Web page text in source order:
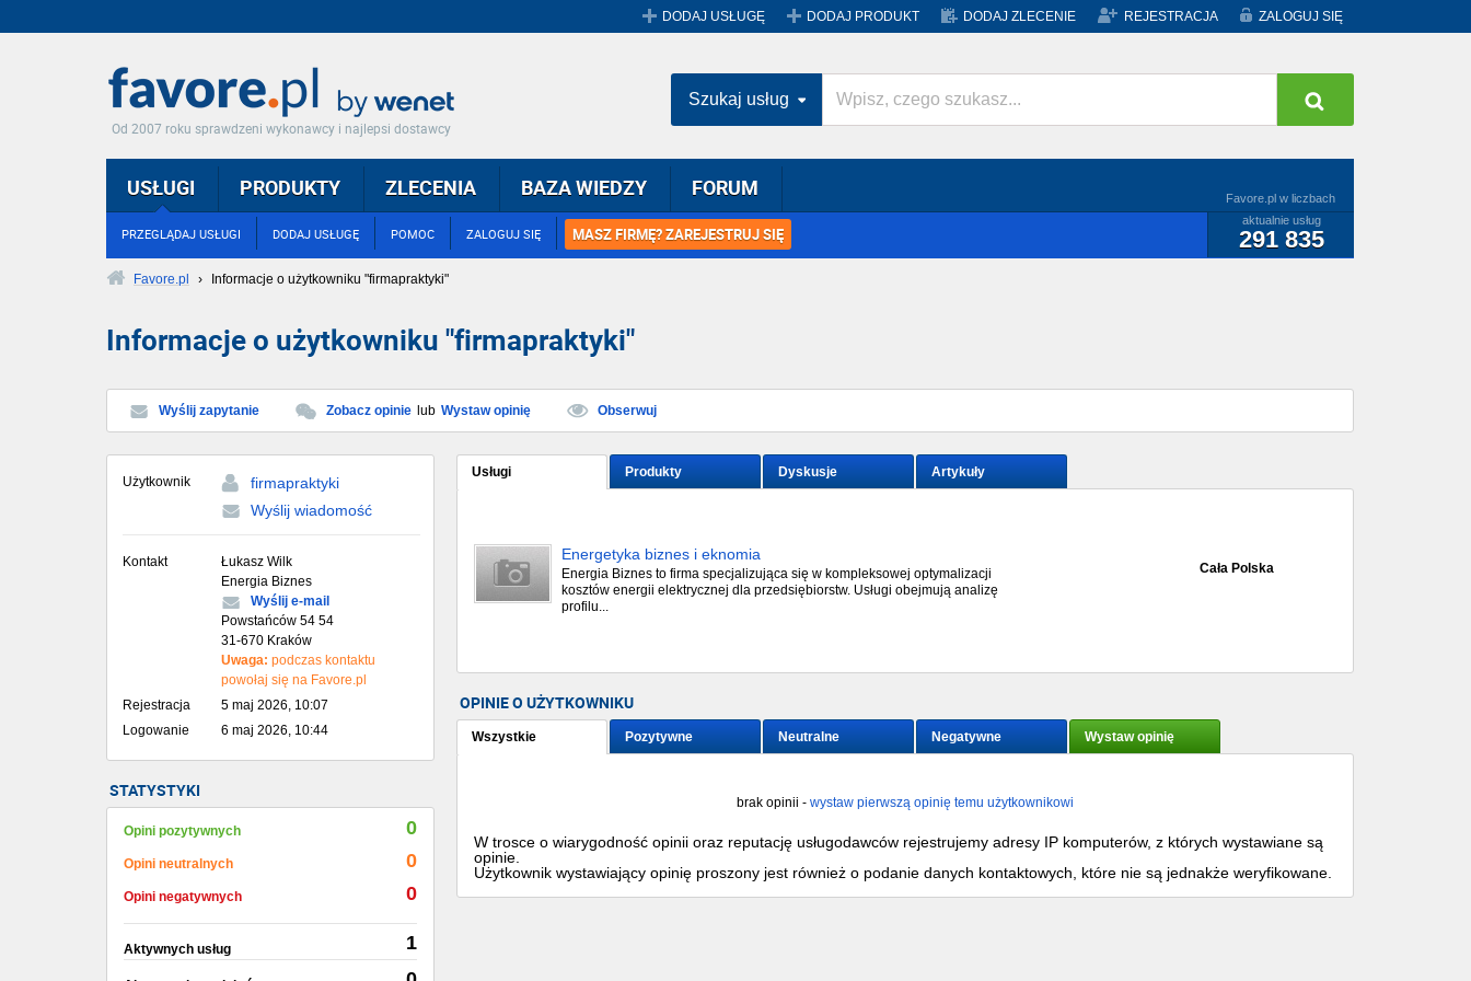
DODAJ USŁUGĘ DODAJ PRODUKT DODAJ ZLECENIE REJESTRACJA ZALOGUJ SIĘ
Od 2007 roku sprawdzeni wykonawcy i najlepsi dostawcy
USŁUGI
PRZEGLĄDAJ USŁUGI DODAJ USŁUGĘ POMOC ZALOGUJ SIĘ MASZ FIRMĘ? ZAREJESTRUJ SIĘ
Favore.pl w liczbach
aktualnie usług
291 835
PRODUKTY ZLECENIA BAZA WIEDZY FORUM
Szukaj usług
Favore.pl › Informacje o użytkowniku "firmapraktyki"
Informacje o użytkowniku "firmapraktyki"
Wyślij zapytanie Zobacz opinie lub Wystaw opinię Obserwuj
Użytkownik
firmapraktyki
Wyślij wiadomość
Kontakt
Łukasz Wilk
Energia Biznes
Wyślij e-mail
Powstańców 54 54
31-670 Kraków
Uwaga: podczas kontaktu
powołaj się na Favore.pl
Rejestracja
5 maj 2026, 10:07
Logowanie
6 maj 2026, 10:44
STATYSTYKI
Opini pozytywnych 0
Opini neutralnych 0
Opini negatywnych 0
Aktywnych usług 1
Usługi Produkty Dyskusje Artykuły
Energetyka biznes i eknomia
Energia Biznes to firma specjalizująca się w kompleksowej optymalizacji
kosztów energii elektrycznej dla przedsiębiorstw. Usługi obejmują analizę
profilu...
Cała Polska
OPINIE O UŻYTKOWNIKU
Wszystkie Pozytywne Neutralne Negatywne Wystaw opinię
brak opinii - wystaw pierwszą opinię temu użytkownikowi
W trosce o wiarygodność opinii oraz reputację usługodawców rejestrujemy adresy IP komputerów, z których wystawiane są
opinie.
Użytkownik wystawiający opinię proszony jest również o podanie danych kontaktowych, które nie są jednakże weryfikowane.